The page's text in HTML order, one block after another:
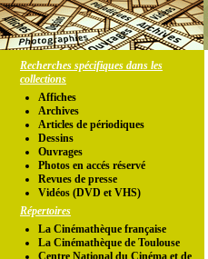
Recherches spécifiques dans les
collections
Affiches
Archives
Articles de périodiques
Dessins
Ouvrages
Photos en accés réservé
Revues de presse
Vidéos (DVD et VHS)
Répertoires
La Cinémathèque française
La Cinémathèque de Toulouse
Centre National du Cinéma et de